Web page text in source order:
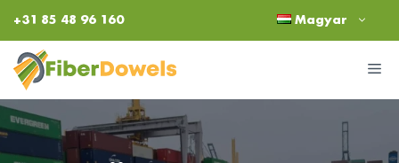
Kilépés
tartalomba
+31 85 48 96 160 Magyar